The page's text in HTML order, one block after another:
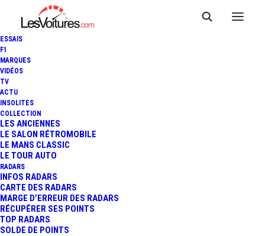
ESSAIS
F1
MARQUES
VIDÉOS
TV
ACTU
INSOLITES
COLLECTION
LES ANCIENNES
LE SALON RÉTROMOBILE
LE MANS CLASSIC
LE TOUR AUTO
RADARS
INFOS RADARS
CARTE DES RADARS
MARGE D’ERREUR DES RADARS
RÉCUPÉRER SES POINTS
TOP RADARS
SOLDE DE POINTS
1 juillet 2013